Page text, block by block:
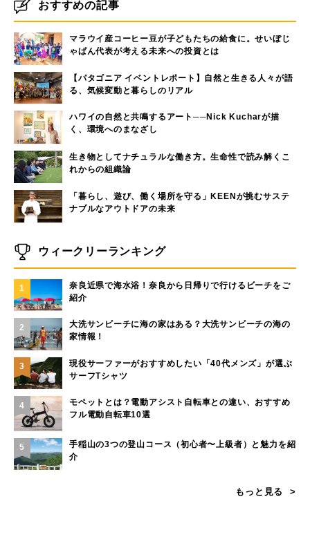
おすすめの記事
マラウイ産コーヒー豆が子どもたちの給食に。せいぼじ
ゃぱん代表が考える未来への投資とは
【パタゴニア イベントレポート】自然と生きる人々が語
る、気候変動と暮らしのリアル
ハワイの自然と共鳴するアート──Nick Kucharが描
く、環境へのまなざし
生き物としてナチュラルな働き方。生命性で読み解くこ
れからの組織論
「暮らし、遊び、働く場所を守る」KEENが挑むサステ
ナブルなアウトドアの未来
ウィークリーランキング
1
奈良近県で海水浴！奈良から日帰りで行けるビーチをご
紹介
2
大洗サンビーチに海の家はある？大洗サンビーチの海の
家情報！
3
現役サーファーがおすすめしたい「40代メンズ」が選ぶ
サーフTシャツ
4
モペットとは？電動アシスト自転車との違い、おすすめ
フル電動自転車10選
5
手稲山の3つの登山コース（初心者〜上級者）と魅力を紹
介
もっと見る